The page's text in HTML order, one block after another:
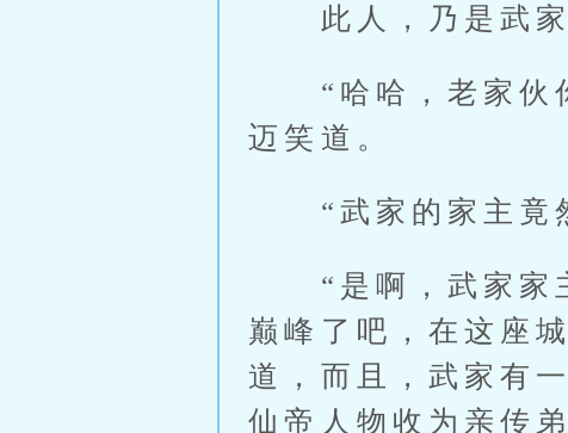
此人，乃是武家
“哈哈，老家伙你
迈笑道。
“武家的家主竟然
“是啊，武家家主
巅峰了吧，在这座
道，而且，武家有
仙帝人物收为亲传